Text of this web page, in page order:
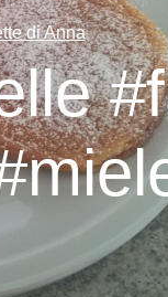
di Anna